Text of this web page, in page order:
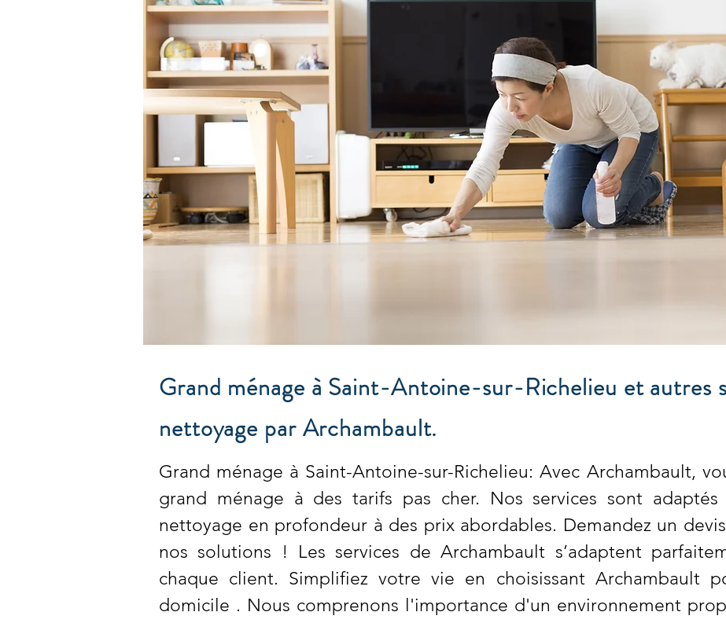
Grand ménage à Saint-Antoine-sur-Richelieu et autres
nettoyage par Archambault.
Grand ménage à Saint-Antoine-sur-Richelieu: Avec Archambault,
grand ménage à des tarifs pas cher. Nos services sont
nettoyage en profondeur à des prix abordables. Demandez un
nos solutions ! Les services de Archambault s’adaptent
chaque client. Simplifiez votre vie en choisissant Archambault
domicile . Nous comprenons l'importance d'un environnement